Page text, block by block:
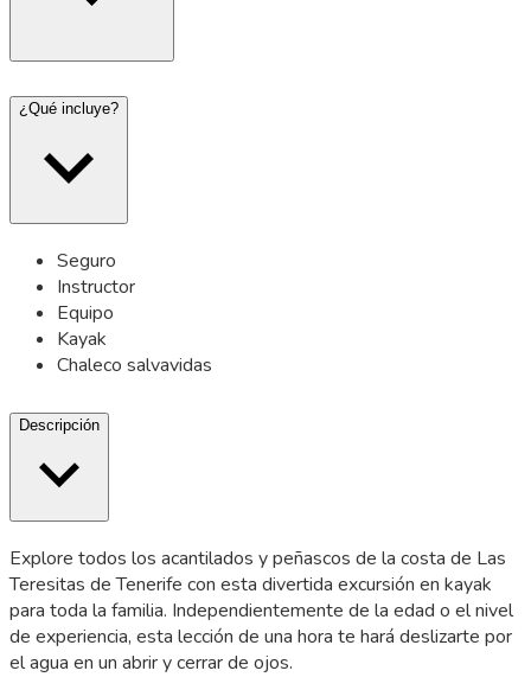
¿Qué incluye?
Seguro
Instructor
Equipo
Kayak
Chaleco salvavidas
Descripción
Explore todos los acantilados y peñascos de la costa de Las
Teresitas de Tenerife con esta divertida excursión en kayak
para toda la familia. Independientemente de la edad o el nivel
de experiencia, esta lección de una hora te hará deslizarte por
el agua en un abrir y cerrar de ojos.